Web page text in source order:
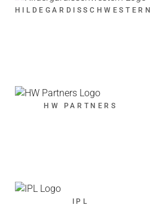
HILDEGARDISSCHWESTERN
HW PARTNERS
IPL